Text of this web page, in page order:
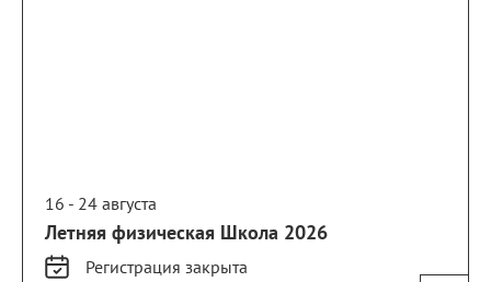
16 - 24 августа
Летняя физическая Школа 2026
Регистрация закрыта